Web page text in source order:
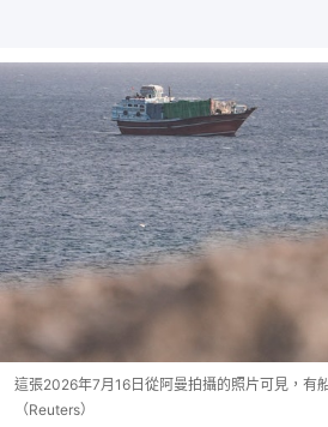
這張2026年7月16日從阿曼拍攝的照片可見，有
（Reuters）